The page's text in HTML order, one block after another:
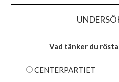
Vad tänker du rösta
CENTERPARTIET